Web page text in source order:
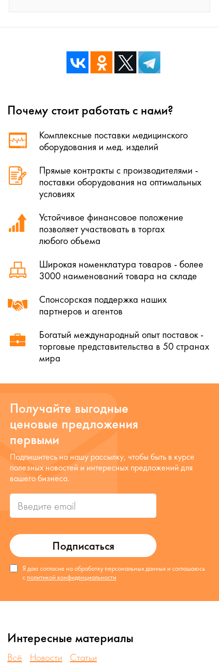
Почему стоит работать с нами?
Комплексные поставки медицинского
оборудования и мед. изделий
Прямые контракты с производителями -
поставки оборудования на оптимальных
условиях
Устойчивое финансовое положение
позволяет участвовать в торгах
любого объема
Широкая номенклатура товаров - более
3000 наименований товара на складе
Спонсорская поддержка наших
партнеров и агентов
Богатый международный опыт поставок -
торговые представительства в 50 странах
мира
Получайте выгодные
ценовые предложения
первыми
Подписаться
Я даю согласие на обработку персональных данных и соглашаюсь
с политикой конфиденциальности
Подпишитесь на нашу рассылку, чтобы быть в курсе
полезных новостей и интересных предложений для
вашего бизнеса.
Интересные материалы
Всё Новости Статьи